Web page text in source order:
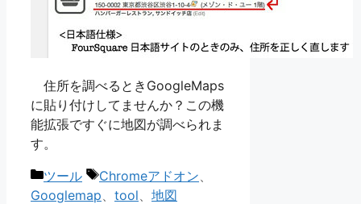
住所を調べるときGoogleMaps
に貼り付けしてませんか？この機
能拡張ですぐに地図が調べられま
す。
カ
テ
ツール
タ
グ
Chromeアドオン
Googlemap
tool 地図